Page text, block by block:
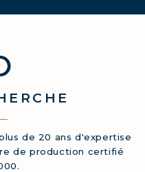
de 20 ans d'expertise
de production certifié